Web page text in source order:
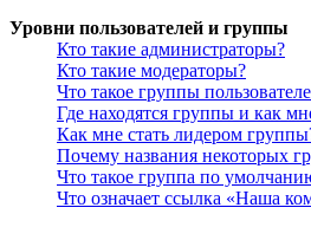
Уровни пользователей и группы
Кто такие администраторы?
Кто такие модераторы?
Что такое группы
Где находятся группы и как
Как мне стать лидером
Почему названия некоторых
Что такое группа по
Что означает ссылка «Наша